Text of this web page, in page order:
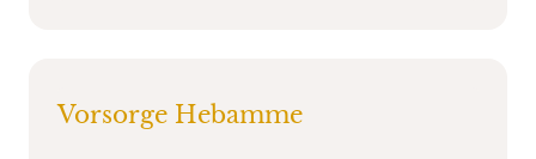
Vorsorge Hebamme